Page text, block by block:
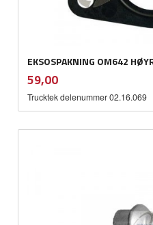
EKSOSPAKNING OM642
Pris
59,00mva.
Trucktek delenummer 02.16.069